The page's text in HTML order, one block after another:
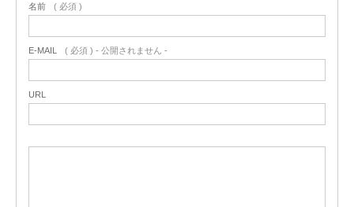
名前 ( 必須 )
E-MAIL ( 必須 ) - 公開されません -
URL